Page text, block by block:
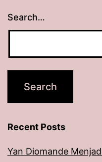
Search…
Recent Posts
Yan Diomande